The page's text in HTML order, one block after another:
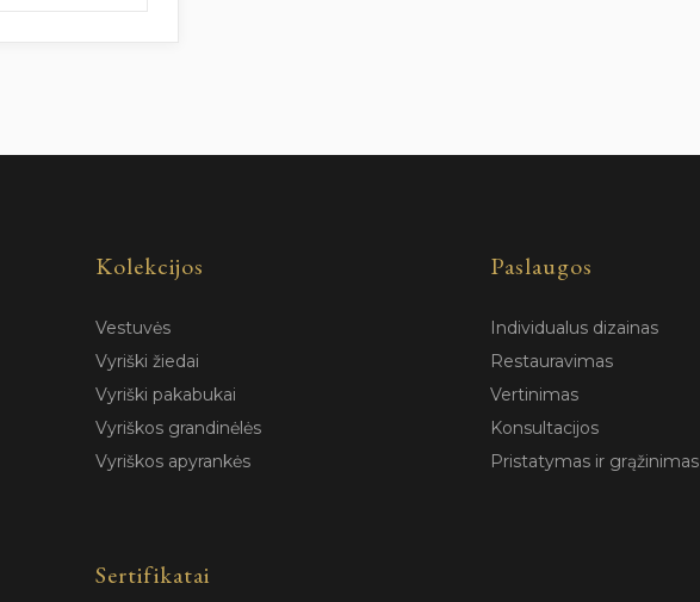
Kolekcijos
Vestuvės
Vyriški žiedai
Vyriški pakabukai
Vyriškos grandinėlės
Vyriškos apyrankės
Paslaugos
Individualus dizainas
Restauravimas
Vertinimas
Konsultacijos
Pristatymas ir grąžinimas
Sertifikatai